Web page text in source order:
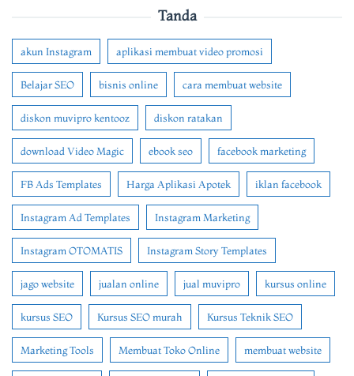
Tanda
akun Instagram aplikasi membuat video promosi
Belajar SEO bisnis online cara membuat website
diskon muvipro kentooz diskon ratakan
download Video Magic ebook seo facebook marketing
FB Ads Templates Harga Aplikasi Apotek iklan facebook
Instagram Ad Templates Instagram Marketing
Instagram OTOMATIS Instagram Story Templates
jago website jualan online jual muvipro kursus online
kursus SEO Kursus SEO murah Kursus Teknik SEO
Marketing Tools Membuat Toko Online membuat website